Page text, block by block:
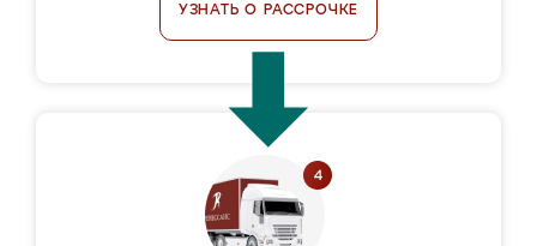
УЗНАТЬ О РАССРОЧКЕ